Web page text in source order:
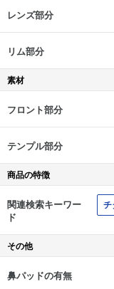
レンズ部分
リム部分
素材
フロント部分
テンプル部分
商品の特徴
関連検索キーワー
ド
チ
その他
鼻パッドの有無